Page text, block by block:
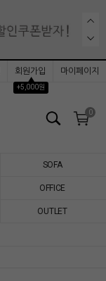
회원가입
▲
+5,000원
마이페이지
0
SOFA
OFFICE
OUTLET